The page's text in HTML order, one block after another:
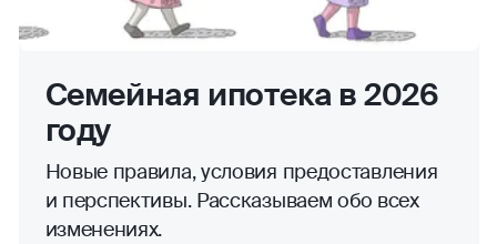
Семейная ипотека в 2026
году
Новые правила, условия предоставления
и перспективы. Рассказываем обо всех
изменениях.